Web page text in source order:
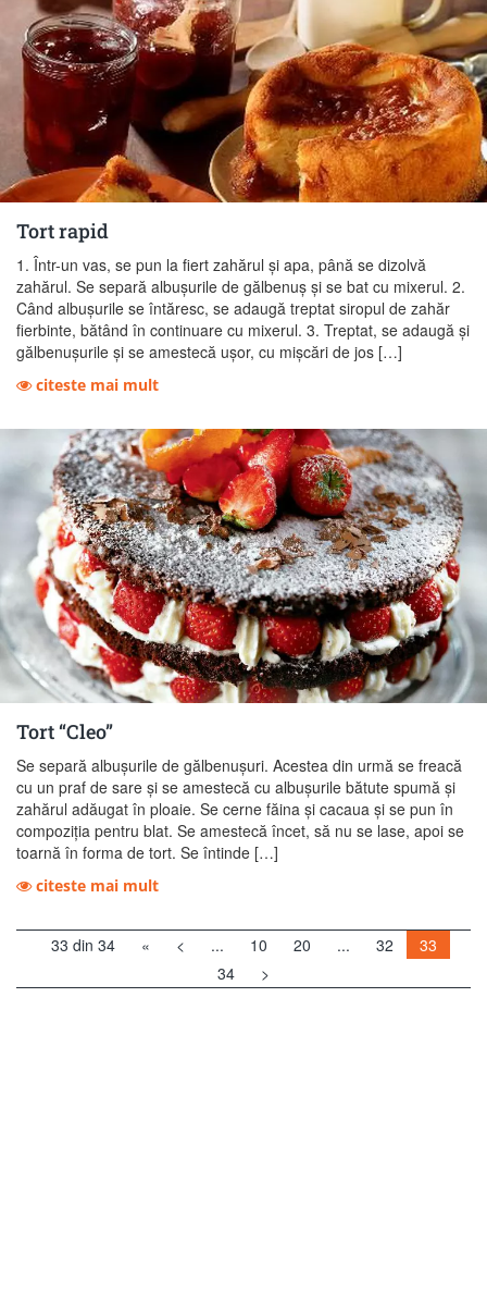
Tort rapid
1. Într-un vas, se pun la fiert zahărul şi apa, până se dizolvă
zahărul. Se separă albuşurile de gălbenuş şi se bat cu mixerul. 2.
Când albuşurile se întăresc, se adaugă treptat siropul de zahăr
fierbinte, bătând în continuare cu mixerul. 3. Treptat, se adaugă şi
gălbenuşurile şi se amestecă uşor, cu mişcări de jos […]
citeste mai mult
Tort “Cleo”
Se separă albuşurile de gălbenuşuri. Acestea din urmă se freacă
cu un praf de sare şi se amestecă cu albuşurile bătute spumă şi
zahărul adăugat în ploaie. Se cerne făina şi cacaua şi se pun în
compoziţia pentru blat. Se amestecă încet, să nu se lase, apoi se
toarnă în forma de tort. Se întinde […]
citeste mai mult
33 din 34 « < ... 10 20 ... 32
33
34
>